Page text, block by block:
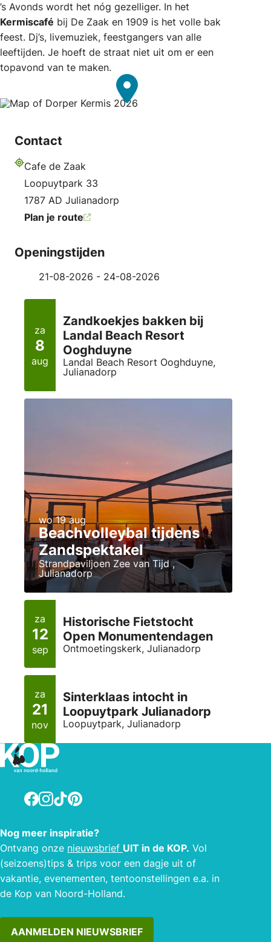
’s Avonds wordt het nóg gezelliger. In het
Kermiscafé bij De Zaak en 1909 is het volle bak
feest. Dj’s, livemuziek, feestgangers van alle
leeftijden. Je hoeft de straat niet uit om er een
topavond van te maken.
Contact
Cafe de Zaak
Loopuytpark 33
1787 AD Julianadorp
Plan je route
Openingstijden
21-08-2026 - 24-08-2026
za
8
aug
Zandkoekjes bakken bij
Landal Beach Resort
Ooghduyne
Landal Beach Resort Ooghduyne,
Julianadorp
wo 19 aug
Beachvolleybal tijdens
Zandspektakel
Strandpaviljoen Zee van Tijd ,
Julianadorp
za
12
sep
Historische Fietstocht
Open Monumentendagen
Ontmoetingskerk, Julianadorp
za
21
nov
Sinterklaas intocht in
Loopuytpark Julianadorp
Loopuytpark, Julianadorp
Facebook
Instagram
TikTokPinterest
Nog meer inspiratie?
Ontvang onze nieuwsbrief UIT in de KOP. Vol
(seizoens)tips & trips voor een dagje uit of
vakantie, evenementen, tentoonstellingen e.a. in
de Kop van Noord-Holland.
AANMELDEN NIEUWSBRIEF